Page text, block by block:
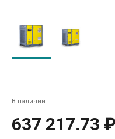
В наличии
637 217.73 ₽